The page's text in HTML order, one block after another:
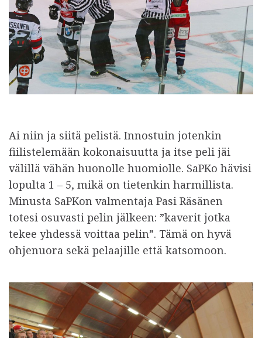
Ai niin ja siitä pelistä. Innostuin jotenkin
fiilistelemään kokonaisuutta ja itse peli jäi
välillä vähän huonolle huomiolle. SaPKo hävisi
lopulta 1 – 5, mikä on tietenkin harmillista.
Minusta SaPKon valmentaja Pasi Räsänen
totesi osuvasti pelin jälkeen: ”kaverit jotka
tekee yhdessä voittaa pelin”. Tämä on hyvä
ohjenuora sekä pelaajille että katsomoon.